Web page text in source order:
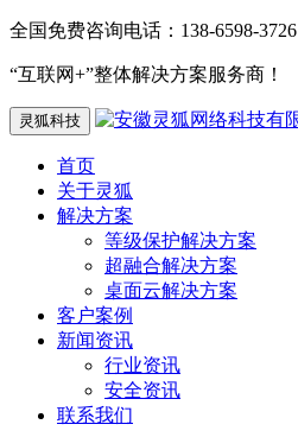
全国免费咨询电话：138-6598-3726
“互联网+”整体解决方案服务商！
灵狐科技
首页
关于灵狐
解决方案
等级保护解决方案
超融合解决方案
桌面云解决方案
客户案例
新闻资讯
行业资讯
安全资讯
联系我们